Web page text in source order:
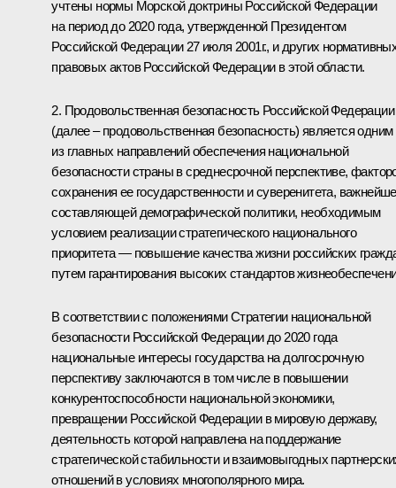
учтены нормы Морской доктрины Российской Федерации
на период до 2020 года, утвержденной Президентом
Российской Федерации 27 июля 2001г., и других
правовых актов Российской Федерации в этой области.
2. Продовольственная безопасность Российской Федерации
(далее – продовольственная безопасность) является одним
из главных направлений обеспечения национальной
безопасности страны в среднесрочной перспективе,
сохранения ее государственности и суверенитета,
составляющей демографической политики, необходимым
условием реализации стратегического национального
приоритета — повышение качества жизни российских
путем гарантирования высоких стандартов
В соответствии с положениями Стратегии национальной
безопасности Российской Федерации до 2020 года
национальные интересы государства на долгосрочную
перспективу заключаются в том числе в повышении
конкурентоспособности национальной экономики,
превращении Российской Федерации в мировую державу,
деятельность которой направлена на поддержание
стратегической стабильности и взаимовыгодных
отношений в условиях многополярного мира.